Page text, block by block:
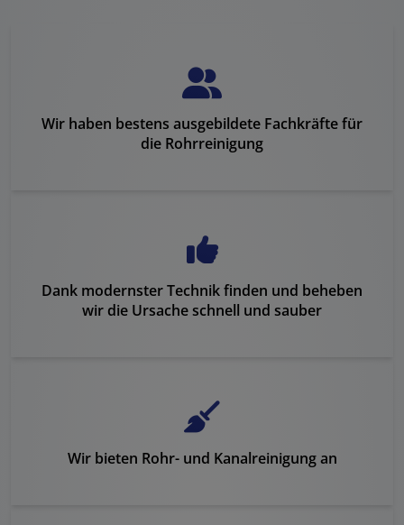
Wir haben bestens ausgebildete Fachkräfte für
die Rohrreinigung
Dank modernster Technik finden und beheben
wir die Ursache schnell und sauber
Wir bieten Rohr- und Kanalreinigung an